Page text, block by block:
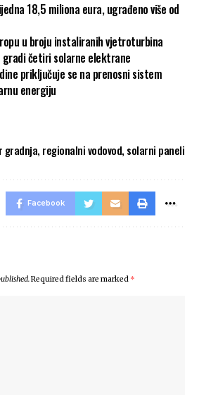
18,5 miliona eura, ugrađeno više od
u broju instaliranih vjetroturbina
četiri solarne elektrane
priključuje se na prenosni sistem
energiju
gradnja, regionalni vodovod, solarni paneli
Facebook
Required fields are marked *